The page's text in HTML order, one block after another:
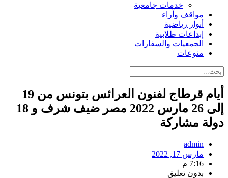
خدمات جامعية
مواقف وآراء
أنوار رياضية
إبداعات طلابية
الجمعيات والسفارات
منوعات
أيام قرطاج لفنون العرائس بتونس من 19
إلى 26 مارس 2022 مصر ضيف شرف و 18
دولة مشاركة
admin
مارس 17, 2022
7:16 م
بدون تعليق